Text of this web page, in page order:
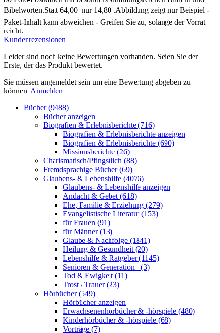
Bibelworten.Statt 64,00  nur 14,80 .Abbildung zeigt nur Beispiel -
Paket-Inhalt kann abweichen - Greifen Sie zu, solange der Vorrat
reicht.
Kundenrezensionen
Leider sind noch keine Bewertungen vorhanden. Seien Sie der
Erste, der das Produkt bewertet.
Sie müssen angemeldet sein um eine Bewertung abgeben zu
können. Anmelden
Bücher (9488)
Bücher anzeigen
Biografien & Erlebnisberichte (716)
Biografien & Erlebnisberichte anzeigen
Biografien & Erlebnisberichte (690)
Missionsberichte (26)
Charismatisch/Pfingstlich (88)
Fremdsprachige Bücher (69)
Glaubens- & Lebenshilfe (4076)
Glaubens- & Lebenshilfe anzeigen
Andacht & Gebet (618)
Ehe, Familie & Erziehung (279)
Evangelistische Literatur (153)
für Frauen (91)
für Männer (13)
Glaube & Nachfolge (1841)
Heilung & Gesundheit (20)
Lebenshilfe & Ratgeber (1145)
Senioren & Generation+ (3)
Tod & Ewigkeit (11)
Trost / Trauer (23)
Hörbücher (549)
Hörbücher anzeigen
Erwachsenenhörbücher & -hörspiele (480)
Kinderhörbücher & -hörspiele (68)
Vorträge (7)